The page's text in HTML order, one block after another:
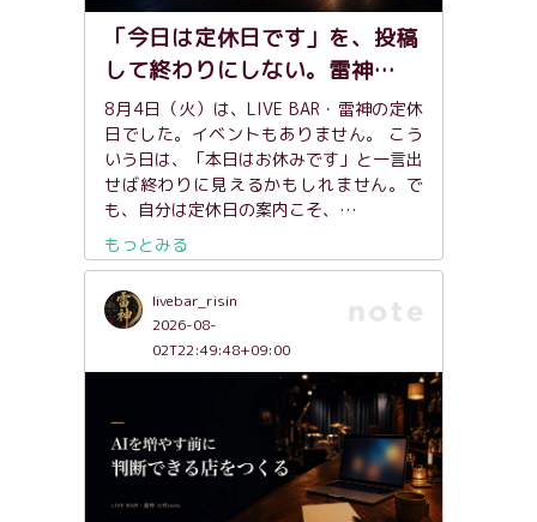
「今日は定休日です」を、投稿
して終わりにしない。雷神…
8月4日（火）は、LIVE BAR・雷神の定休
日でした。イベントもありません。 こう
いう日は、「本日はお休みです」と一言出
せば終わりに見えるかもしれません。で
も、自分は定休日の案内こそ、…
もっとみる
livebar_risin
2026-08-
02T22:49:48+09:00